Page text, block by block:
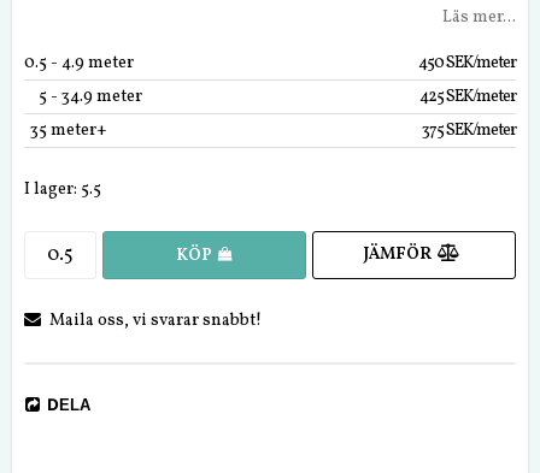
Läs mer...
0.5 - 4.9 meter
450 SEK/meter
5 - 34.9 meter
425 SEK/meter
35 meter+ 375 SEK/meter
I lager: 5.5
KÖP JÄMFÖR
Maila oss, vi svarar snabbt!
DELA